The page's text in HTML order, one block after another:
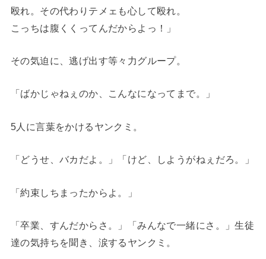
殴れ。その代わりテメェも心して殴れ。
こっちは腹くくってんだからよっ！」
その気迫に、逃げ出す等々力グループ。
「ばかじゃねぇのか、こんなになってまで。」
5人に言葉をかけるヤンクミ。
「どうせ、バカだよ。」「けど、しようがねぇだろ。」
「約束しちまったからよ。」
「卒業、すんだからさ。」「みんなで一緒にさ。」生徒
達の気持ちを聞き、涙するヤンクミ。